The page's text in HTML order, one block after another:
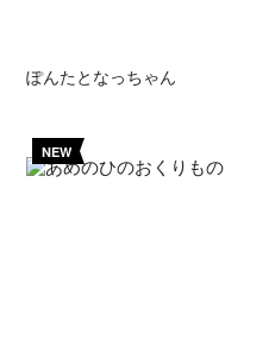
ぽんたとなっちゃん
NEW